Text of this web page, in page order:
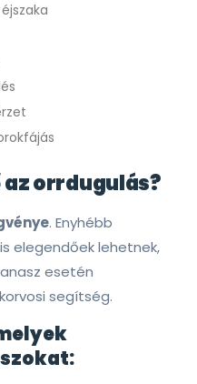
orrdugulás?
. Enyhébb
elegendőek lehetnek,
esetén
segítség.